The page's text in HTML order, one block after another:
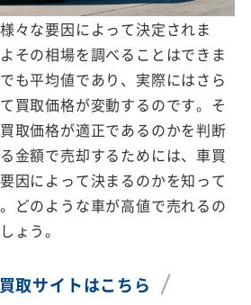
々な要因によって決定されま
その相場を調べることはできま
も平均値であり、実際にはさら
買取価格が変動するのです。そ
取価格が適正であるのかを判断
金額で売却するためには、車買
因によって決まるのかを知って
どのような車が高値で売れるの
ょう。
買取サイトはこちら